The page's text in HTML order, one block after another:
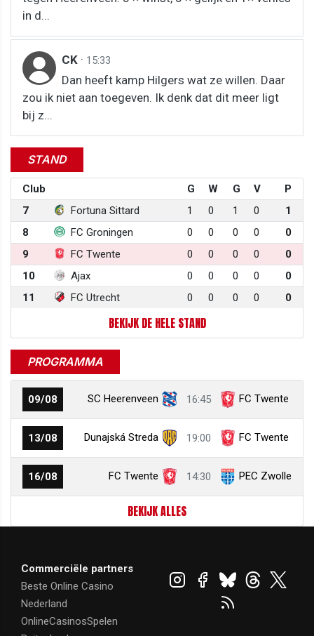
in d...
CK · 15:33
Dan heeft kamp Hilgers wat ze willen. Daar
zou ik niet aan toegeven. Ik denk dat dit meer ligt
bij z...
STAND
Club G W G V
P
7
Fortuna Sittard 1 0 1 0
1
8
FC Groningen 0 0 0 0
0
9
FC Twente 0 0 0 0
0
10
Ajax 0 0 0 0
0
11
FC Utrecht 0 0 0 0 0
BEKIJK DE HELE STAND
PROGRAMMA
09/08 SC Heerenveen 16:45 FC Twente
13/08 Dunajská Streda 19:00 FC Twente
16/08 FC Twente 14:30 PEC Zwolle
BEKIJK ALLES
Commerciële partners
Beste Online Casino
Nederland
OnlineCasinosSpelen